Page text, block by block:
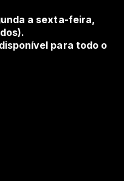
a sexta-feira,
para todo o